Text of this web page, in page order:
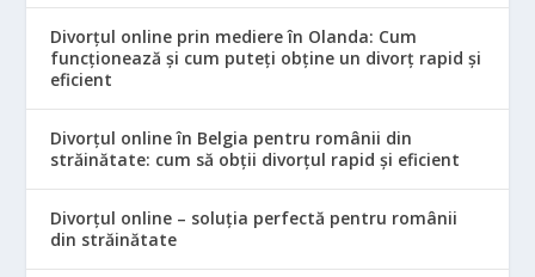
Divorțul online prin mediere în Olanda: Cum
funcționează și cum puteți obține un divorț rapid și
eficient
Divorțul online în Belgia pentru românii din
străinătate: cum să obții divorțul rapid și eficient
Divorțul online – soluția perfectă pentru românii
din străinătate